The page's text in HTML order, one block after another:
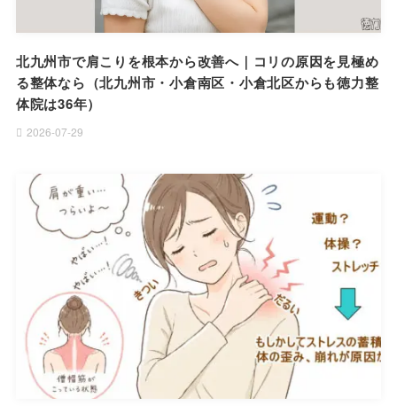
北九州市で肩こりを根本から改善へ｜コリの原因を見極め
る整体なら（北九州市・小倉南区・小倉北区からも徳力整
体院は36年）
2026-07-29